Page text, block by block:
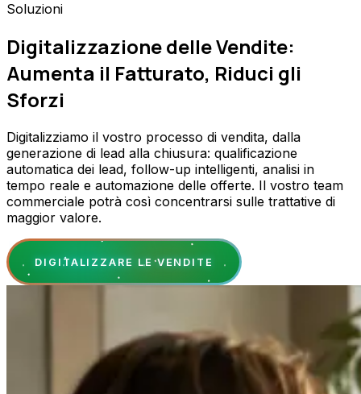
Soluzioni
Digitalizzazione delle Vendite:
Aumenta il Fatturato, Riduci gli
Sforzi
Digitalizziamo il vostro processo di vendita, dalla
generazione di lead alla chiusura: qualificazione
automatica dei lead, follow-up intelligenti, analisi in
tempo reale e automazione delle offerte. Il vostro team
commerciale potrà così concentrarsi sulle trattative di
maggior valore.
DIGITALIZZARE LE VENDITE